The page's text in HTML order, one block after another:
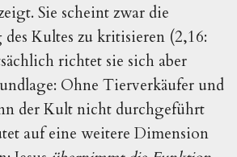
Sie scheint zwar die
Kultes zu kritisieren (2,16:
richtet sie sich aber
Ohne Tierverkäufer und
der Kult nicht durchgeführt
auf eine weitere Dimension